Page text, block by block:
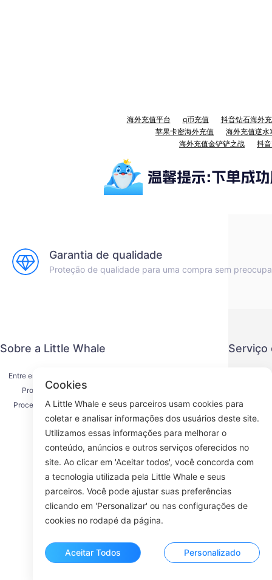
海外充值平台 q币充值
抖音钻石海外
苹果卡密海外充值
海外充值逆水
海外充值金铲铲之战
抖
Garantia de qualidade
Proteção de qualidade para uma compra sem
Sobre a Little Whale
Entre em contato conosco
Processo de envio
Processo de reembolso
Sobre nós
Serviço
Acordo
ROOM
Cookies
A Little Whale e seus parceiros usam cookies para
coletar e analisar informações dos usuários deste site.
Utilizamos essas informações para melhorar o
conteúdo, anúncios e outros serviços oferecidos no
site. Ao clicar em 'Aceitar todos', você concorda com
a tecnologia utilizada pela Little Whale e seus
parceiros. Você pode ajustar suas preferências
clicando em 'Personalizar' ou nas configurações de
cookies no rodapé da página.
Aceitar Todos Personalizado